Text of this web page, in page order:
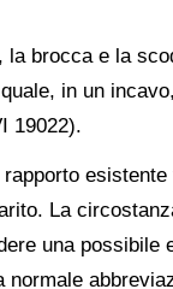
, la brocca e la
in un
19022).
La
una possibile
normale